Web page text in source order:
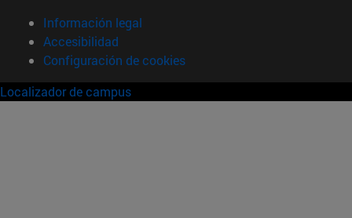
Información legal
Accesibilidad
Configuración de cookies
Localizador de campus